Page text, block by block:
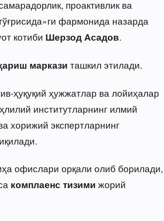
проактивлик ва
фармонида назарда
котиби Шерзод Асадов.
маркази ташкил этилади.
ҳуқуқий ҳужжатлар ва лойиҳалар
институтларнинг илмий
хорижий экспертларнинг
офислари орқали олиб борилади,
комплаенс тизими жорий